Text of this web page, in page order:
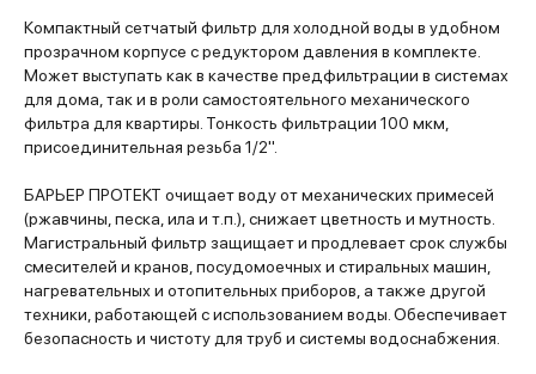
Компактный сетчатый фильтр для холодной воды в удобном
прозрачном корпусе с редуктором давления в комплекте.
Может выступать как в качестве предфильтрации в системах
для дома, так и в роли самостоятельного механического
фильтра для квартиры. Тонкость фильтрации 100 мкм,
присоединительная резьба 1/2".
БАРЬЕР ПРОТЕКТ очищает воду от механических примесей
(ржавчины, песка, ила и т.п.), снижает цветность и мутность.
Магистральный фильтр защищает и продлевает срок службы
смесителей и кранов, посудомоечных и стиральных машин,
нагревательных и отопительных приборов, а также другой
техники, работающей с использованием воды. Обеспечивает
безопасность и чистоту для труб и системы водоснабжения.